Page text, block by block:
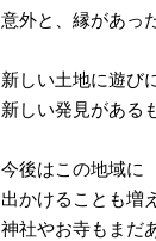
意外と、縁があっ
新しい土地に遊び
新しい発見がある
今後はこの地域に
出かけることも増
神社やお寺もまだ